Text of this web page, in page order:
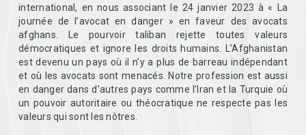
international, en nous associant le 24 janvier 2023 à « La
journée de l’avocat en danger » en faveur des avocats
afghans. Le pourvoir taliban rejette toutes valeurs
démocratiques et ignore les droits humains. L’Afghanistan
est devenu un pays où il n’y a plus de barreau indépendant
et où les avocats sont menacés. Notre profession est aussi
en danger dans d’autres pays comme l’Iran et la Turquie où
un pouvoir autoritaire ou théocratique ne respecte pas les
valeurs qui sont les nôtres.